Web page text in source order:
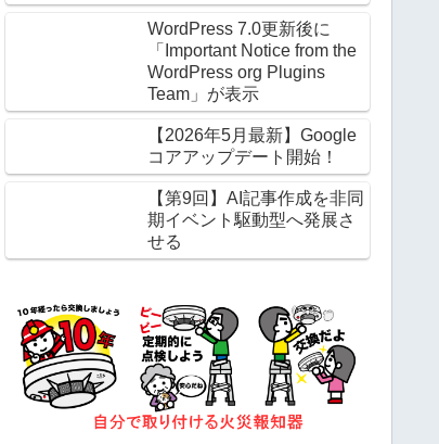
法
WordPress 7.0更新後に
「Important Notice from the
WordPress org Plugins
Team」が表示
【2026年5月最新】Google
コアアップデート開始！
【第9回】AI記事作成を非同
期イベント駆動型へ発展さ
せる